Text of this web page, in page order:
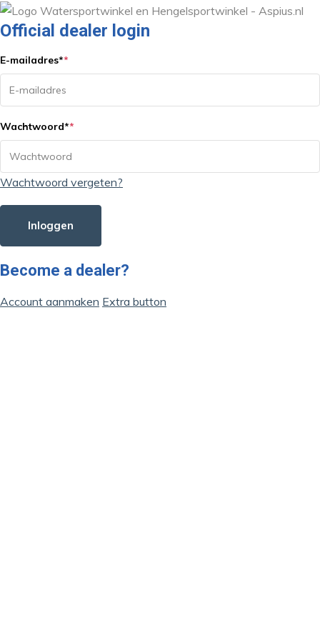
Official dealer login
E-mailadres**
Wachtwoord**
Wachtwoord vergeten?
Inloggen
Become a dealer?
Account aanmaken Extra button